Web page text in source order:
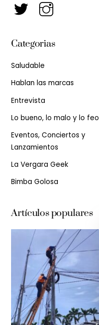
Categorias
Saludable
Hablan las marcas
Entrevista
Lo bueno, lo malo y lo feo
Eventos, Conciertos y
Lanzamientos
La Vergara Geek
Bimba Golosa
Artículos populares